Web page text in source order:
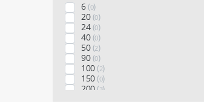
6(0)
20(0)
24(0)
40(0)
50(2)
90(0)
100(2)
150(0)
200(3)